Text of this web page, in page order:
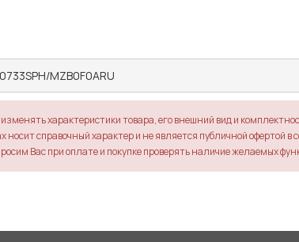
MZB0F0ARU
характеристики товара, его внешний вид и
носит справочный характер и не является публичной офертой в
Вас при оплате и покупке проверять наличие желаемых